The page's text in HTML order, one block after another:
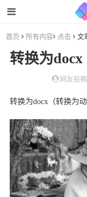
首页 所有内容 点击 文
网友投稿
转换为docx（转换为